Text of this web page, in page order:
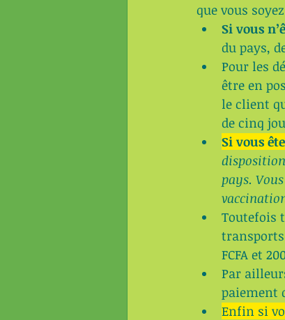
que vous
Si vous
du pays,
Pour les
être en
le client
de cinq
Si vous
pays.
Toutefois
transports
FCFA et
Par
paiement
Enfin si